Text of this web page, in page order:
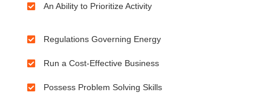
 An Ability to Prioritize Activity
 Regulations Governing Energy
 Run a Cost-Effective Business
 Possess Problem Solving Skills